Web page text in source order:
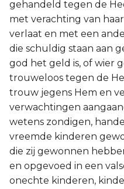
gehandeld tegen de
met verachting van
verlaat en met een
die schuldig staan aan
god het geld is, of wier
trouweloos tegen de
trouw jegens Hem en
verwachtingen
wetens zondigen,
vreemde kinderen
die zij gewonnen
en opgevoed in een
onechte kinderen,